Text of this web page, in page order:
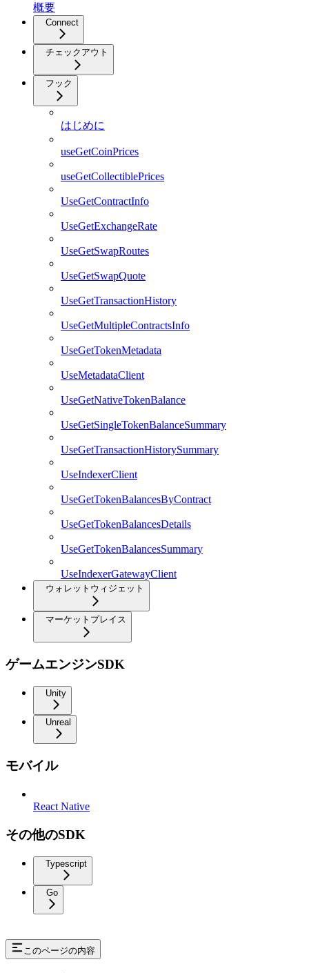
概要
Connect
チェックアウト
フック
はじめに
useGetCoinPrices
useGetCollectiblePrices
UseGetContractInfo
UseGetExchangeRate
UseGetSwapRoutes
UseGetSwapQuote
UseGetTransactionHistory
UseGetMultipleContractsInfo
UseGetTokenMetadata
UseMetadataClient
UseGetNativeTokenBalance
UseGetSingleTokenBalanceSummary
UseGetTransactionHistorySummary
UseIndexerClient
UseGetTokenBalancesByContract
UseGetTokenBalancesDetails
UseGetTokenBalancesSummary
UseIndexerGatewayClient
ウォレットウィジェット
マーケットプレイス
ゲームエンジンSDK
Unity
Unreal
モバイル
React Native
その他のSDK
Typescript
Go
このページの内容